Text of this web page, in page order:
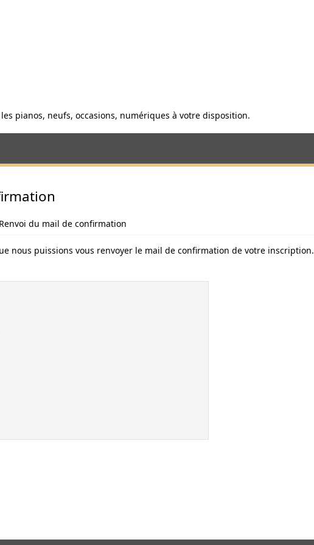
les pianos, neufs, occasions, numériques à votre disposition.
Renvoi du mail de confirmation
nous puissions vous renvoyer le mail de confirmation de votre inscription.